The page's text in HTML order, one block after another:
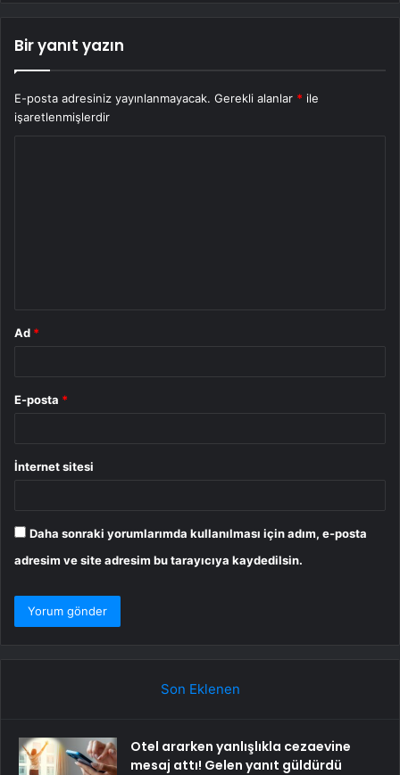
Bir yanıt yazın
E-posta adresiniz yayınlanmayacak. Gerekli alanlar * ile
işaretlenmişlerdir
Ad *
E-posta *
İnternet sitesi
Daha sonraki yorumlarımda kullanılması için adım, e-posta
adresim ve site adresim bu tarayıcıya kaydedilsin.
Son Eklenen
Otel ararken yanlışlıkla cezaevine
mesaj attı! Gelen yanıt güldürdü